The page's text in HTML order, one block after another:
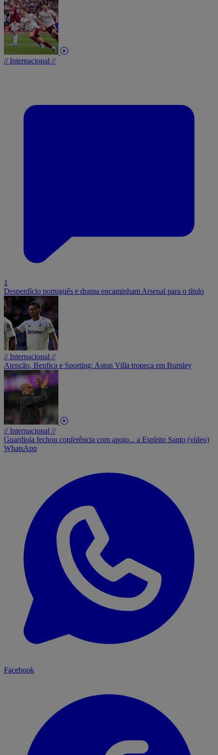
// Internacional //
1
Desperdício português e drama encaminham Arsenal para o título
// Internacional //
Atenção, Benfica e Sporting: Aston Villa tropeça em Burnley
// Internacional //
Guardiola fechou conferência com apoio... a Espírito Santo (vídeo)
WhatsApp
Facebook